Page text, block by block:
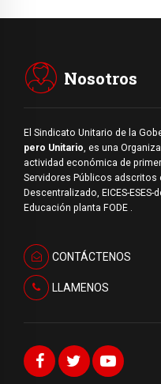
Nosotros
El Sindicato Unitario de la
pero Unitario, es una
actividad económica de
Servidores Públicos adscritos
Descentralizado, EICES-
Educación planta FODE .
CONTÁCTENOS
LLAMENOS